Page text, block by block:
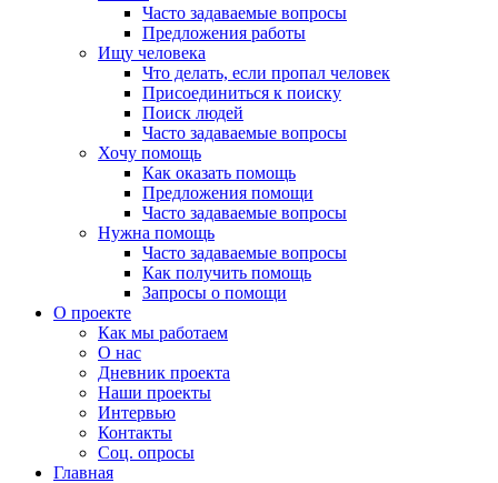
Часто задаваемые вопросы
Предложения работы
Ищу человека
Что делать, если пропал человек
Присоединиться к поиску
Поиск людей
Часто задаваемые вопросы
Хочу помощь
Как оказать помощь
Предложения помощи
Часто задаваемые вопросы
Нужна помощь
Часто задаваемые вопросы
Как получить помощь
Запросы о помощи
О проекте
Как мы работаем
О нас
Дневник проекта
Наши проекты
Интервью
Контакты
Соц. опросы
Главная